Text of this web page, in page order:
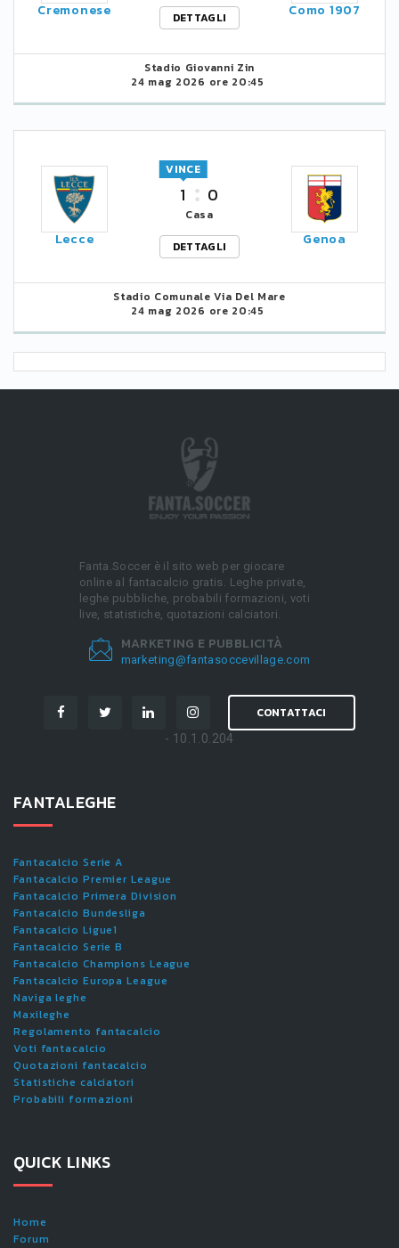
Cremonese
DETTAGLI
Como 1907
Stadio Giovanni Zin
24 mag 2026 ore 20:45
Lecce
1
VINCE
0
Casa
DETTAGLI
Genoa
Stadio Comunale Via Del Mare
24 mag 2026 ore 20:45
Fanta.Soccer è il sito web per giocare
online al fantacalcio gratis. Leghe private,
leghe pubbliche, probabili formazioni, voti
live, statistiche, quotazioni calciatori.
MARKETING E PUBBLICITÀ
marketing@fantasoccevillage.com
CONTATTACI
- 10.1.0.204
FANTALEGHE
Fantacalcio Serie A
Fantacalcio Premier League
Fantacalcio Primera Division
Fantacalcio Bundesliga
Fantacalcio Ligue1
Fantacalcio Serie B
Fantacalcio Champions League
Fantacalcio Europa League
Naviga leghe
Maxileghe
Regolamento fantacalcio
Voti fantacalcio
Quotazioni fantacalcio
Statistiche calciatori
Probabili formazioni
QUICK LINKS
Home
Forum